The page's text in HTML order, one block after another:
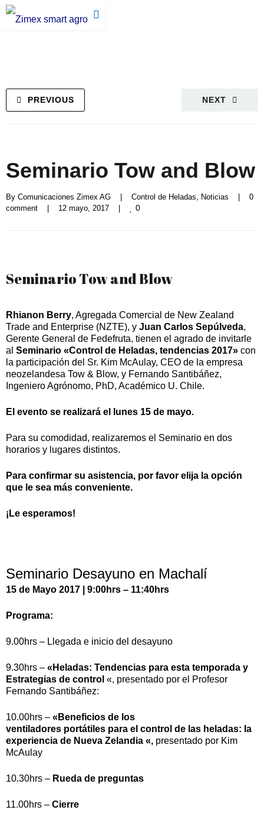
NEXT
PREVIOUS
Seminario Tow and Blow
By Comunicaciones Zimex AG Control de Heladas, Noticias
0
comment
12 mayo, 2017 0
Seminario Tow and Blow
Rhianon Berry, Agregada Comercial de New Zealand
Trade and Enterprise (NZTE), y Juan Carlos Sepúlveda,
Gerente General de Fedefruta, tienen el agrado de invitarle
al Seminario «Control de Heladas, tendencias 2017» con
la participación del Sr. Kim McAulay, CEO de la empresa
neozelandesa Tow & Blow, y Fernando Santibáñez,
Ingeniero Agrónomo, PhD, Académico U. Chile.
El evento se realizará el lunes 15 de mayo.
Para su comodidad, realizaremos el Seminario en dos
horarios y lugares distintos.
Para confirmar su asistencia, por favor elija la opción
que le sea más conveniente.
¡Le esperamos!
Seminario Desayuno en Machalí
15 de Mayo 2017 | 9:00hrs – 11:40hrs
Programa:
9.00hrs – Llegada e inicio del desayuno
9.30hrs – «Heladas: Tendencias para esta temporada y
Estrategias de control «, presentado por el Profesor
Fernando Santibáñez:
10.00hrs – «Beneficios de los
ventiladores portátiles para el control de las heladas: la
experiencia de Nueva Zelandia «, presentado por Kim
McAulay
10.30hrs – Rueda de preguntas
11.00hrs – Cierre